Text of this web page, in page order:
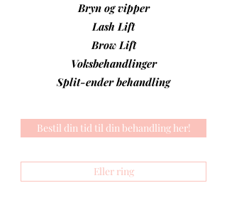
Bryn og vipper
Lash Lift
Brow Lift
Voksbehandlinger
Split-ender behandling
Bestil din tid til din behandling her!
Eller ring